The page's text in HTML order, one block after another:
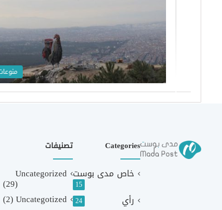
Categories
خاص مدى بوست
15
رأي 24
تصنيفات
Uncategorized
(29)
Uncategotized
(2)